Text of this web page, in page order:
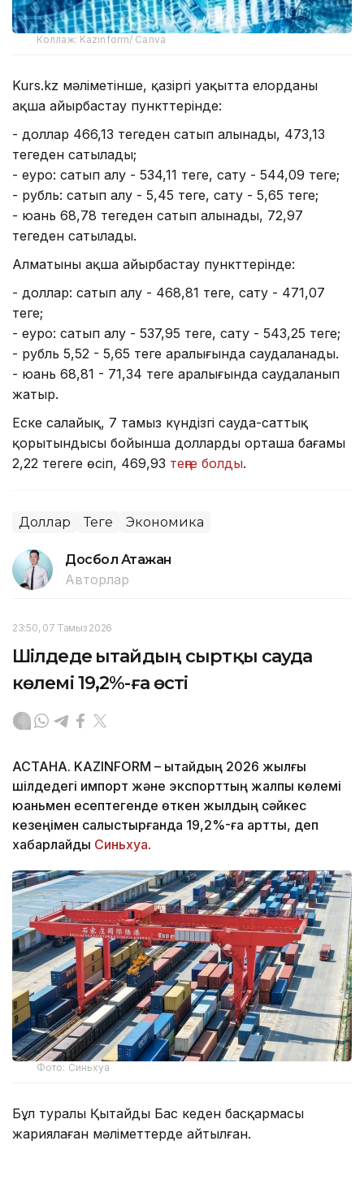
Коллаж: Kazinform/ Canva
Kurs.kz мәліметінше, қазіргі уақытта елорданың
ақша айырбастау пункттерінде:
- доллар 466,13 теңгеден сатып алынады, 473,13
теңгеден сатылады;
- еуро: сатып алу - 534,11 теңге, сату - 544,09 теңге;
- рубль: сатып алу - 5,45 теңге, сату - 5,65 теңге;
- юань 68,78 теңгеден сатып алынады, 72,97
теңгеден сатылады.
Алматының ақша айырбастау пункттерінде:
- доллар: сатып алу - 468,81 теңге, сату - 471,07
теңге;
- еуро: сатып алу - 537,95 теңге, сату - 543,25 теңге;
- рубль 5,52 - 5,65 теңге аралығында саудаланады.
- юань 68,81 - 71,34 теңге аралығында саудаланып
жатыр.
Еске салайық, 7 тамыз күндізгі сауда-саттық
қорытындысы бойынша доллардың орташа бағамы
2,22 теңгеге өсіп, 469,93 теңге болды.
Доллар Теңге Экономика
Досбол Атажан
Авторлар
23:50, 07 Тамыз 2026
Шілдеде Қытайдың сыртқы сауда
көлемі 19,2%-ға өсті
АСТАНА. KAZINFORM – Қытайдың 2026 жылғы
шілдедегі импорт және экспорттың жалпы көлемі
юаньмен есептегенде өткен жылдың сәйкес
кезеңімен салыстырғанда 19,2%-ға артты, деп
хабарлайды Синьхуа.
Фото: Синьхуа
Бұл туралы Қытайдың Бас кеден басқармасы
жариялаған мәліметтерде айтылған.